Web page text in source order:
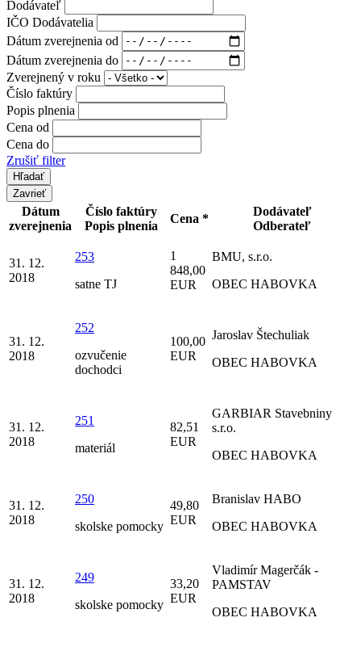
Dodávateľ
IČO Dodávatelia
Dátum zverejnenia od
Dátum zverejnenia do
Zverejnený v roku
Číslo faktúry
Popis plnenia
Cena od
Cena do
Zrušiť filter
Zavrieť
Dátum
zverejnenia
Číslo faktúry
Popis plnenia
Cena *
Dodávateľ
Odberateľ
31. 12.
2018
253
satne TJ
1
848,00
EUR
BMU, s.r.o.
OBEC HABOVKA
31. 12.
2018
252
ozvučenie
dochodci
100,00
EUR
Jaroslav Štechuliak
OBEC HABOVKA
31. 12.
2018
251
materiál
82,51
EUR
GARBIAR Stavebniny
s.r.o.
OBEC HABOVKA
31. 12.
2018
250
skolske pomocky
49,80
EUR
Branislav HABO
OBEC HABOVKA
31. 12.
2018
249
skolske pomocky
33,20
EUR
Vladimír Magerčák -
PAMSTAV
OBEC HABOVKA